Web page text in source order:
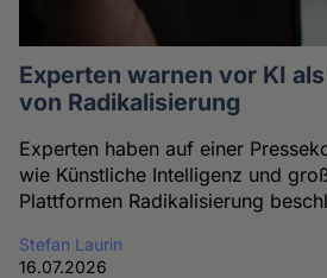
Experten warnen vor KI
von Radikalisierung
Experten haben auf einer
wie Künstliche Intelligenz und
Plattformen Radikalisierung
Stefan Laurin
16.07.2026